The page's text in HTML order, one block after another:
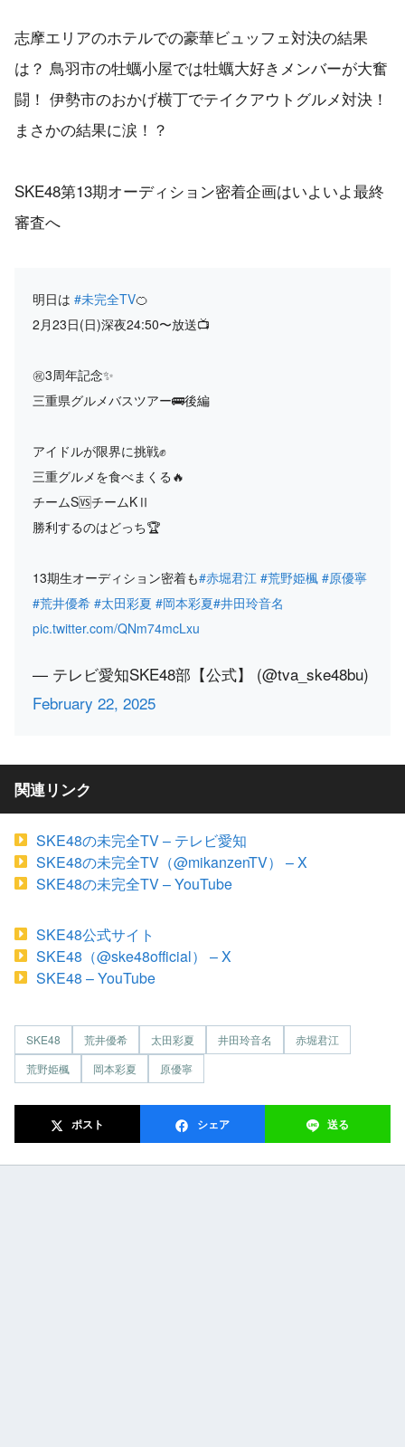
志摩エリアのホテルでの豪華ビュッフェ対決の結果
は？ 鳥羽市の牡蠣小屋では牡蠣大好きメンバーが大奮
闘！ 伊勢市のおかげ横丁でテイクアウトグルメ対決！
まさかの結果に涙！？
SKE48第13期オーディション密着企画はいよいよ最終
審査へ
明日は #未完全TV🍊
2月23日(日)深夜24:50〜放送📺
㊗️3周年記念✨
三重県グルメバスツアー🚌後編
アイドルが限界に挑戦✊
三重グルメを食べまくる🔥
チームS🆚チームKⅡ
勝利するのはどっち🏆
13期生オーディション密着も#赤堀君江 #荒野姫楓 #原優寧
#荒井優希 #太田彩夏 #岡本彩夏#井田玲音名
pic.twitter.com/QNm74mcLxu
— テレビ愛知SKE48部【公式】 (@tva_ske48bu)
February 22, 2025
関連リンク
SKE48の未完全TV – テレビ愛知
SKE48の未完全TV（@mikanzenTV） – X
SKE48の未完全TV – YouTube
SKE48公式サイト
SKE48（@ske48official） – X
SKE48 – YouTube
SKE48 荒井優希 太田彩夏 井田玲音名
赤堀君江
荒野姫楓
岡本彩夏 原優寧
ポスト シェア 送る